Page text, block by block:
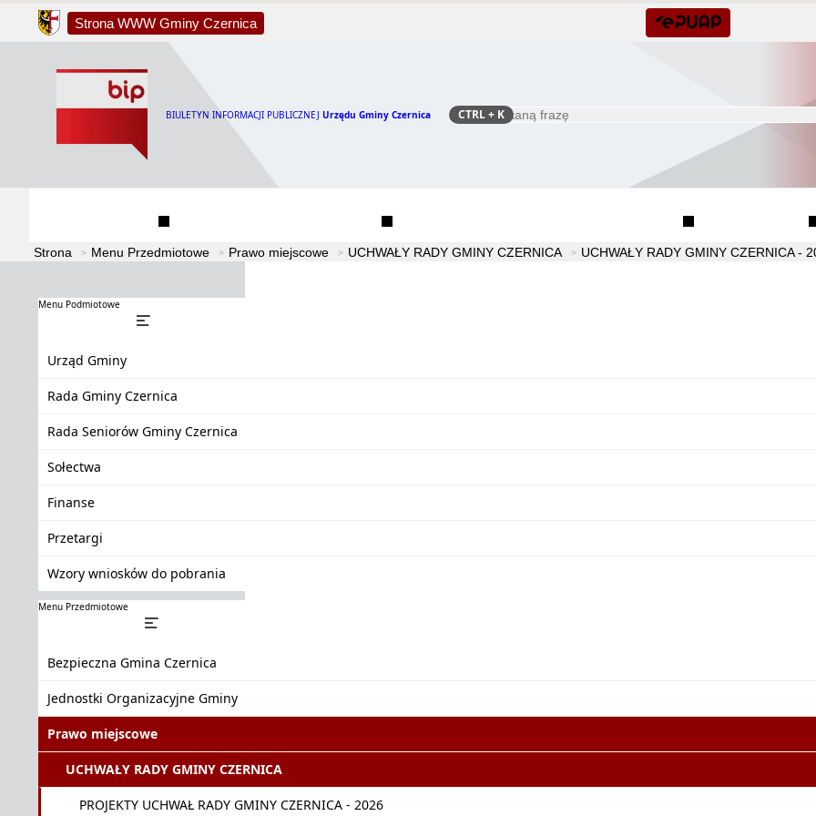
Strona WWW Gminy Czernica
BIULETYN INFORMACJI PUBLICZNEJ Urzędu Gminy Czernica Szukaj
CTRL+ K
Strona Menu Przedmiotowe Prawo miejscowe UCHWAŁY RADY GMINY CZERNICA UCHWAŁY RADY GMINY CZERNICA -
Menu Podmiotowe
Urząd Gminy
Rada Gminy Czernica
Rada Seniorów Gminy Czernica
Sołectwa
Finanse
Przetargi
Wzory wniosków do pobrania
Menu Przedmiotowe
Bezpieczna Gmina Czernica
Jednostki Organizacyjne Gminy
Prawo miejscowe
UCHWAŁY RADY GMINY CZERNICA
PROJEKTY UCHWAŁ RADY GMINY CZERNICA - 2026